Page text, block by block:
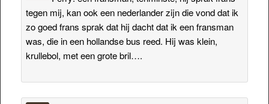
tegen mij, kan ook een nederlander zijn die vond dat ik
zo goed frans sprak dat hij dacht dat ik een fransman
was, die in een hollandse bus reed. Hij was klein,
krullebol, met een grote bril….